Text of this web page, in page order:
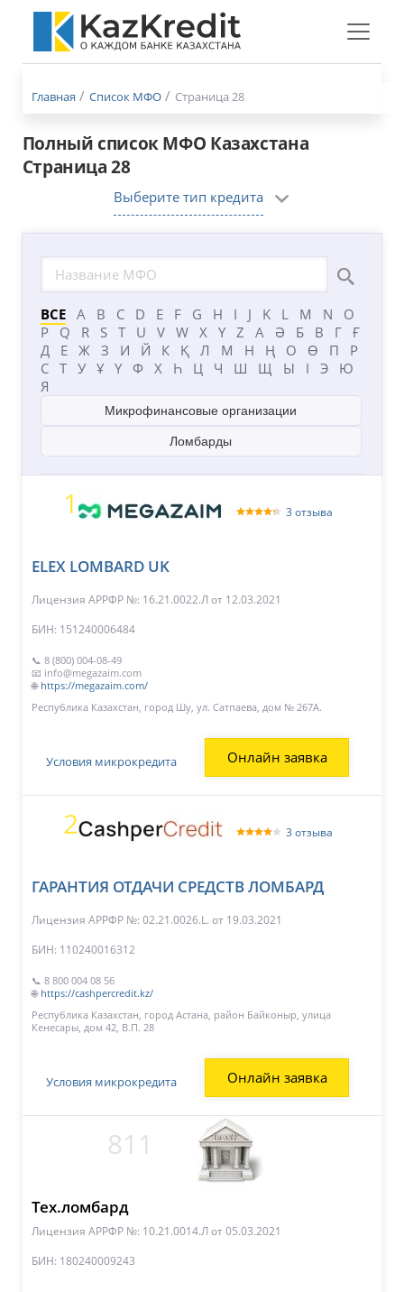
Меню
Главная Список МФО Страница 28
Полный список МФО Казахстана
Страница 28
Выберите тип кредита
ВСЕ A B C D E F G H I J K L M N
O
P
Q R S T U V W X Y Z А Ә Б В Г
Ғ
Д
Е Ж З И Й К Қ Л М Н Ң О Ө П
Р
С
Т У Ұ Ү Ф Х Һ Ц Ч Ш Щ Ы І Э
Ю
Я
Микрофинансовые организации
Ломбарды
1 3 отзыва
ELEX LOMBARD UK
Лицензия АРРФР №: 16.21.0022.Лот 12.03.2021
БИН: 151240006484
📞 8 (800) 004-08-49
📧 info@megazaim.com
🌐 https://megazaim.com/
Республика Казахстан, город Шу, ул. Сатпаева, дом № 267А.
Онлайн заявка
Условия микрокредита
2 3 отзыва
ГАРАНТИЯ ОТДАЧИ СРЕДСТВ ЛОМБАРД
Лицензия АРРФР №: 02.21.0026.L. от 19.03.2021
БИН: 110240016312
📞 8 800 004 08 56
🌐 https://cashpercredit.kz/
Республика Казахстан, город Астана, район Байконыр, улица
Кенесары, дом 42, В.П. 28
Онлайн заявка
Условия микрокредита
811
Тех.ломбард
Лицензия АРРФР №: 10.21.0014.Лот 05.03.2021
БИН: 180240009243